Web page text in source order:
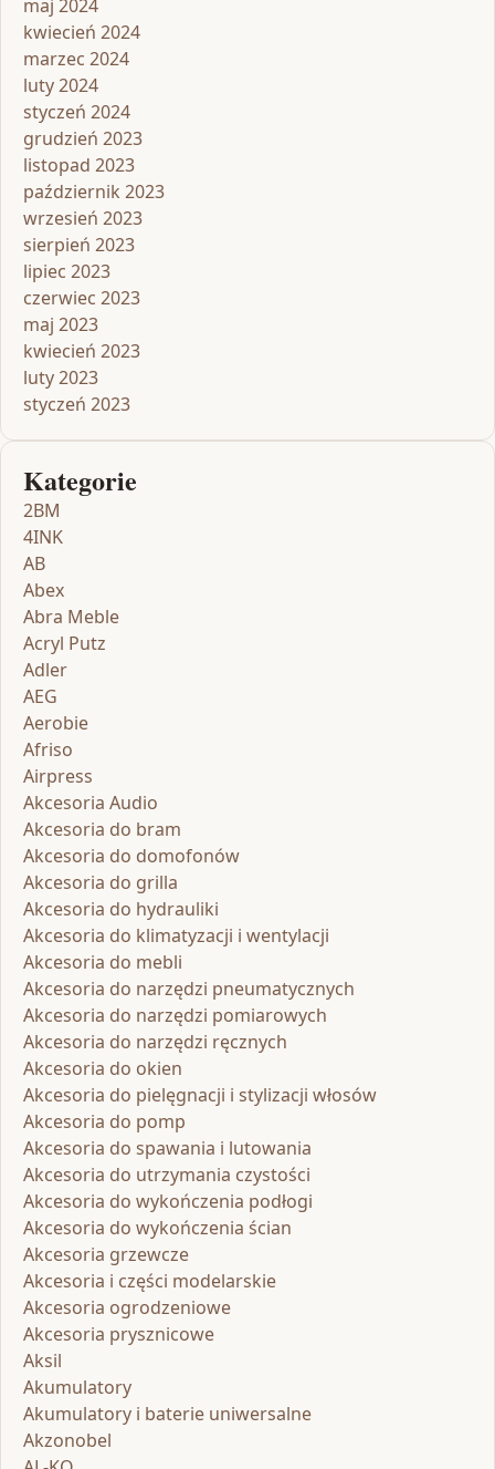
maj 2024
kwiecień 2024
marzec 2024
luty 2024
styczeń 2024
grudzień 2023
listopad 2023
październik 2023
wrzesień 2023
sierpień 2023
lipiec 2023
czerwiec 2023
maj 2023
kwiecień 2023
luty 2023
styczeń 2023
Kategorie
2BM
4INK
AB
Abex
Abra Meble
Acryl Putz
Adler
AEG
Aerobie
Afriso
Airpress
Akcesoria Audio
Akcesoria do bram
Akcesoria do domofonów
Akcesoria do grilla
Akcesoria do hydrauliki
Akcesoria do klimatyzacji i wentylacji
Akcesoria do mebli
Akcesoria do narzędzi pneumatycznych
Akcesoria do narzędzi pomiarowych
Akcesoria do narzędzi ręcznych
Akcesoria do okien
Akcesoria do pielęgnacji i stylizacji włosów
Akcesoria do pomp
Akcesoria do spawania i lutowania
Akcesoria do utrzymania czystości
Akcesoria do wykończenia podłogi
Akcesoria do wykończenia ścian
Akcesoria grzewcze
Akcesoria i części modelarskie
Akcesoria ogrodzeniowe
Akcesoria prysznicowe
Aksil
Akumulatory
Akumulatory i baterie uniwersalne
Akzonobel